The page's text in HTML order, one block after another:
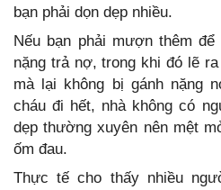
bạn phải dọn dẹp nhiều.
Nếu bạn phải mượn thêm
nặng trả nợ, trong khi đó lẽ
mà lại không bị gánh nặng
cháu đi hết, nhà không có
dẹp thường xuyên nên mệt
ốm đau.
Thực tế cho thấy nhiều